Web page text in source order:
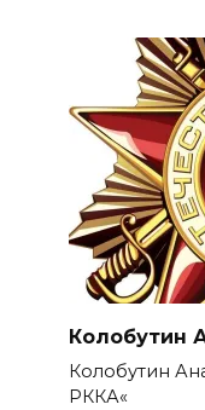
Колобутин
Колобутин
РККА«